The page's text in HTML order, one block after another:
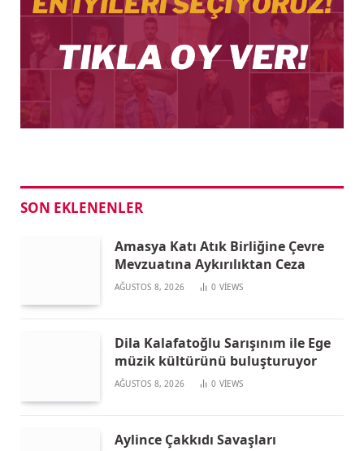
SON EKLENENLER
Amasya Katı Atık Birliğine Çevre
Mevzuatına Aykırılıktan Ceza
AĞUSTOS 8, 2026 0 VIEWS
Dila Kalafatoğlu Sarışınım ile Ege
müzik kültürünü buluşturuyor
AĞUSTOS 8, 2026 0 VIEWS
Aylince Çakkıdı Savaşları